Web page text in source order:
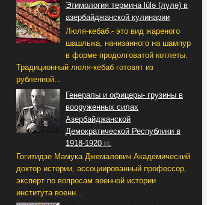
Этимология термина lülə (лүлә) в
азербайджанской кулинарии
Люля-кебаб - это вид жареного
шашлыка, нанизанного на шампур
в форме продолговатой котлеты.
Традиционный люля-кебаб готовят из
рубленной...
Генералы и офицеры- грузины в
вооруженных силах
Азербайджанской
Демократической Республики в
1918-1920 гг.
Гогитидзе Мамука Джемалович Академический
доктор истории, ассоциированный профессор,
эксперт по вопросам военной истории
института военн...